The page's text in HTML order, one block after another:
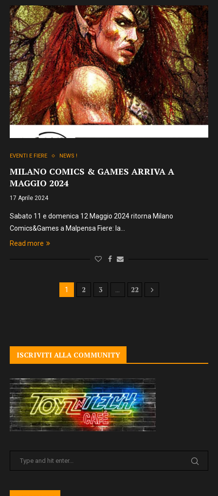
EVENTI E FIERE NEWS !
MILANO COMICS & GAMES ARRIVA A
MAGGIO 2024
17 Aprile 2024
Sabato 11 e domenica 12 Maggio 2024 ritorna Milano
Comics&Games a Malpensa Fiere: la…
Read more
1 2 3 22
ISCRIVITI ALLA COMMUNITY